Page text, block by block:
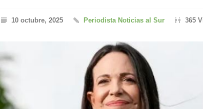
10 octubre, 2025 Periodista Noticias al Sur 365